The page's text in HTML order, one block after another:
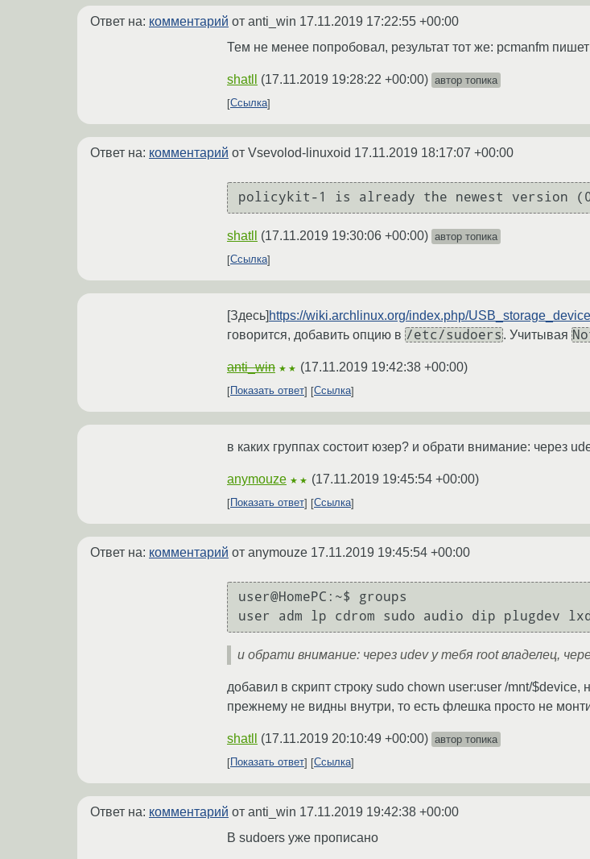
Ответ на: комментарий от anti_win 17.11.2019 17:22:55 +00:00
Тем не менее попробовал, результат тот же: pcmanfm
shatll (17.11.2019 19:28:22 +00:00) автор топика
Ссылка
Ответ на: комментарий от Vsevolod-linuxoid 17.11.2019 18:17:07 +00:00
policykit-1 is already the newest version
shatll (17.11.2019 19:30:06 +00:00) автор топика
Ссылка
[Здесь] https://wiki.archlinux.org/index.php/
говорится, добавить опцию в /etc/sudoers . Учитывая
anti_win ★★ (17.11.2019 19:42:38 +00:00)
Показать ответ Ссылка
в каких группах состоит юзер? и обрати внимание: через
anymouze ★★ (17.11.2019 19:45:54 +00:00)
Показать ответ Ссылка
Ответ на: комментарий от anymouze 17.11.2019 19:45:54 +00:00
user@HomePC:~$ groups
user adm lp cdrom sudo audio dip plugdev
и обрати внимание: через udev у тебя root владелец,
добавил в скрипт строку sudo chown user:user /mnt/
прежнему не видны внутри, то есть флешка просто не
shatll (17.11.2019 20:10:49 +00:00) автор топика
Показать ответ
Ссылка
Ответ на: комментарий от anti_win 17.11.2019 19:42:38 +00:00
В sudoers уже прописано